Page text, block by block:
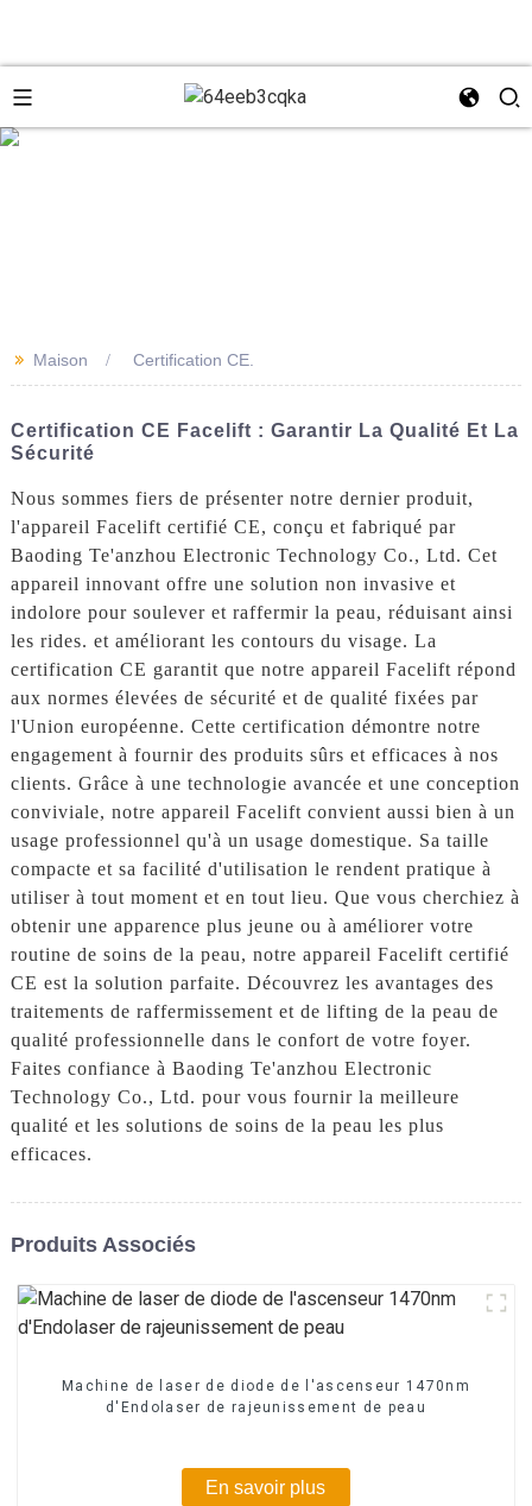
18931273229
>> Maison Certification CE.
Certification CE Facelift : Garantir La Qualité Et La
Sécurité
Nous sommes fiers de présenter notre dernier produit,
l'appareil Facelift certifié CE, conçu et fabriqué par
Baoding Te'anzhou Electronic Technology Co., Ltd. Cet
appareil innovant offre une solution non invasive et
indolore pour soulever et raffermir la peau, réduisant ainsi
les rides. et améliorant les contours du visage. La
certification CE garantit que notre appareil Facelift répond
aux normes élevées de sécurité et de qualité fixées par
l'Union européenne. Cette certification démontre notre
engagement à fournir des produits sûrs et efficaces à nos
clients. Grâce à une technologie avancée et une conception
conviviale, notre appareil Facelift convient aussi bien à un
usage professionnel qu'à un usage domestique. Sa taille
compacte et sa facilité d'utilisation le rendent pratique à
utiliser à tout moment et en tout lieu. Que vous cherchiez à
obtenir une apparence plus jeune ou à améliorer votre
routine de soins de la peau, notre appareil Facelift certifié
CE est la solution parfaite. Découvrez les avantages des
traitements de raffermissement et de lifting de la peau de
qualité professionnelle dans le confort de votre foyer.
Faites confiance à Baoding Te'anzhou Electronic
Technology Co., Ltd. pour vous fournir la meilleure
qualité et les solutions de soins de la peau les plus
efficaces.
Produits Associés
Machine de laser de diode de l'ascenseur 1470nm
d'Endolaser de rajeunissement de peau
En savoir plus